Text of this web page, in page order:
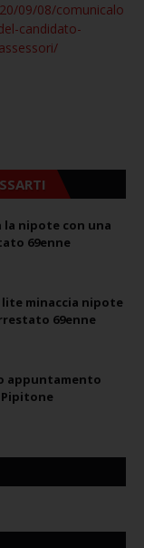
09/08/comunicalo
candidato-
la nipote con una
69enne
minaccia nipote
69enne
appuntamento